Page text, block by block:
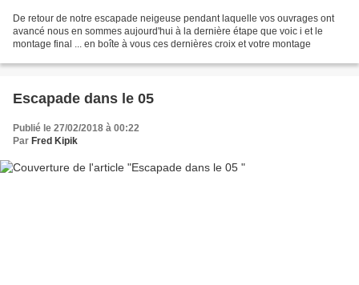
De retour de notre escapade neigeuse pendant laquelle vos ouvrages ont
avancé nous en sommes aujourd'hui à la dernière étape que voic i et le
montage final ... en boîte à vous ces dernières croix et votre montage
Escapade dans le 05
Publié le 27/02/2018 à 00:22
Par Fred Kipik